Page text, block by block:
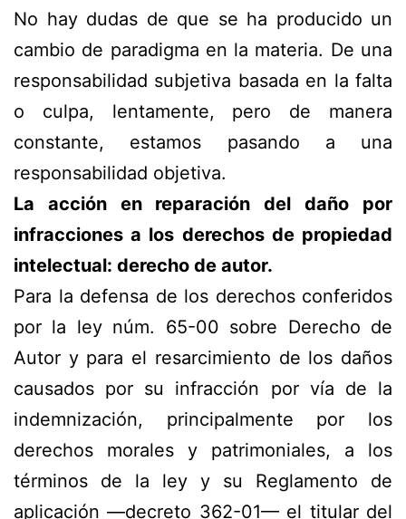
No hay dudas de que se ha producido un
cambio de paradigma en la materia. De una
responsabilidad subjetiva basada en la falta
o culpa, lentamente, pero de manera
constante, estamos pasando a una
responsabilidad objetiva.
La acción en reparación del daño por
infracciones a los derechos de propiedad
intelectual: derecho de autor.
Para la defensa de los derechos conferidos
por la ley núm. 65-00 sobre Derecho de
Autor y para el resarcimiento de los daños
causados por su infracción por vía de la
indemnización, principalmente por los
derechos morales y patrimoniales, a los
términos de la ley y su Reglamento de
aplicación —decreto 362-01— el titular del